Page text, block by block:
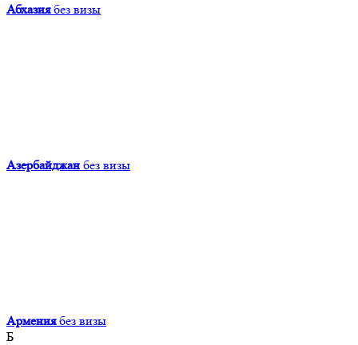
Абхазия без визы
Азербайджан без визы
Армения без визы
Б